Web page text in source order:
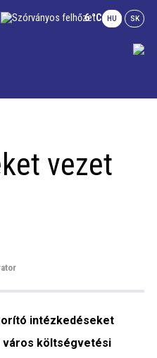
6 °C HU SK
vezet
intézkedéseket
város költségvetési